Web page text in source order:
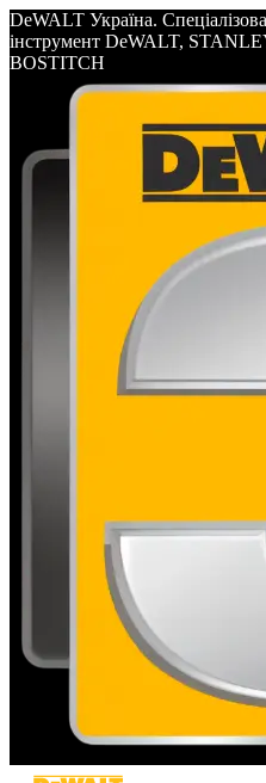
DeWALT Україна.
інструмент DeWALT,
BOSTITCH